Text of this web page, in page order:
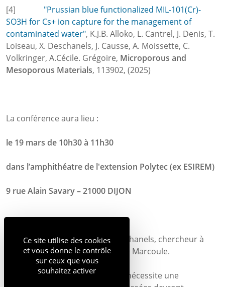
[4] "Prussian blue functionalized MIL-101(Cr)-
SO3H for Cs+ ion capture for the management of
contaminated water", K.J.B. Alloko, L. Cantrel, J. Denis, T.
Loiseau, X. Deschanels, J. Causse, A. Moissette, C.
Volkringer, A.Cécile. Grégoire, Microporous and
Mesoporous Materials, 113902, (2025)
La conférence aura lieu :
le 19 mars de 10h30 à 11h30
dans l’amphithéatre de l'extension Polytec (ex ESIREM)
9 rue Alain Savary – 21000 DIJON
Le conférencier sera Xavier Deschanels, chercheur à
l’Institut de Chimie Séparative de Marcoule.
L’accès au lieu de la conférence nécessite une
Ce site utilise des cookies
et vous donne le contrôle
sur ceux que vous
souhaitez activer